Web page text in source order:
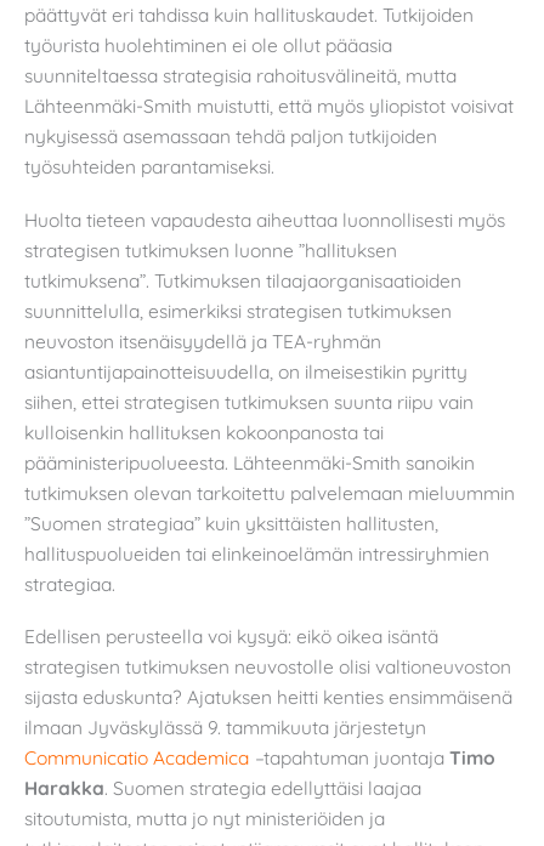
päättyvät eri tahdissa kuin hallituskaudet. Tutkijoiden
työurista huolehtiminen ei ole ollut pääasia
suunniteltaessa strategisia rahoitusvälineitä, mutta
Lähteenmäki-Smith muistutti, että myös yliopistot voisivat
nykyisessä asemassaan tehdä paljon tutkijoiden
työsuhteiden parantamiseksi.
Huolta tieteen vapaudesta aiheuttaa luonnollisesti myös
strategisen tutkimuksen luonne ”hallituksen
tutkimuksena”. Tutkimuksen tilaajaorganisaatioiden
suunnittelulla, esimerkiksi strategisen tutkimuksen
neuvoston itsenäisyydellä ja TEA-ryhmän
asiantuntijapainotteisuudella, on ilmeisestikin pyritty
siihen, ettei strategisen tutkimuksen suunta riipu vain
kulloisenkin hallituksen kokoonpanosta tai
pääministeripuolueesta. Lähteenmäki-Smith sanoikin
tutkimuksen olevan tarkoitettu palvelemaan mieluummin
”Suomen strategiaa” kuin yksittäisten hallitusten,
hallituspuolueiden tai elinkeinoelämän intressiryhmien
strategiaa.
Edellisen perusteella voi kysyä: eikö oikea isäntä
strategisen tutkimuksen neuvostolle olisi valtioneuvoston
sijasta eduskunta? Ajatuksen heitti kenties ensimmäisenä
ilmaan Jyväskylässä 9. tammikuuta järjestetyn
Communicatio Academica –tapahtuman juontaja Timo
Harakka. Suomen strategia edellyttäisi laajaa
sitoutumista, mutta jo nyt ministeriöiden ja